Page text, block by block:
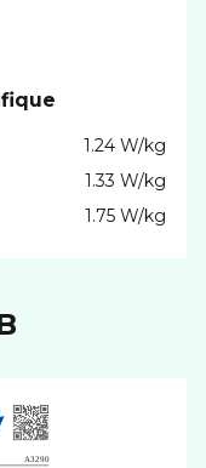
1.24 W/kg
1.33 W/kg
1.75 W/kg